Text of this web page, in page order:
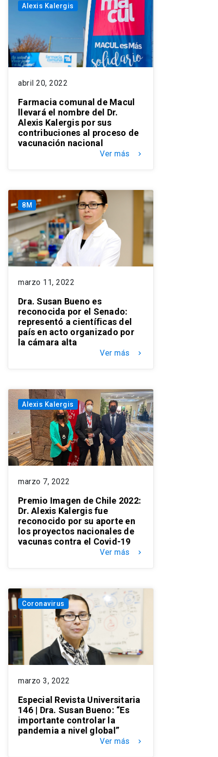
Alexis Kalergis
abril 20, 2022
Farmacia comunal de Macul
llevará el nombre del Dr.
Alexis Kalergis por sus
contribuciones al proceso de
vacunación nacional
Ver más keyboard_arrow_right
8M
marzo 11, 2022
Dra. Susan Bueno es
reconocida por el Senado:
representó a científicas del
país en acto organizado por
la cámara alta
Ver más keyboard_arrow_right
Alexis Kalergis
marzo 7, 2022
Premio Imagen de Chile 2022:
Dr. Alexis Kalergis fue
reconocido por su aporte en
los proyectos nacionales de
vacunas contra el Covid-19
Ver más keyboard_arrow_right
Coronavirus
marzo 3, 2022
Especial Revista Universitaria
146 | Dra. Susan Bueno: “Es
importante controlar la
pandemia a nivel global”
Ver más keyboard_arrow_right